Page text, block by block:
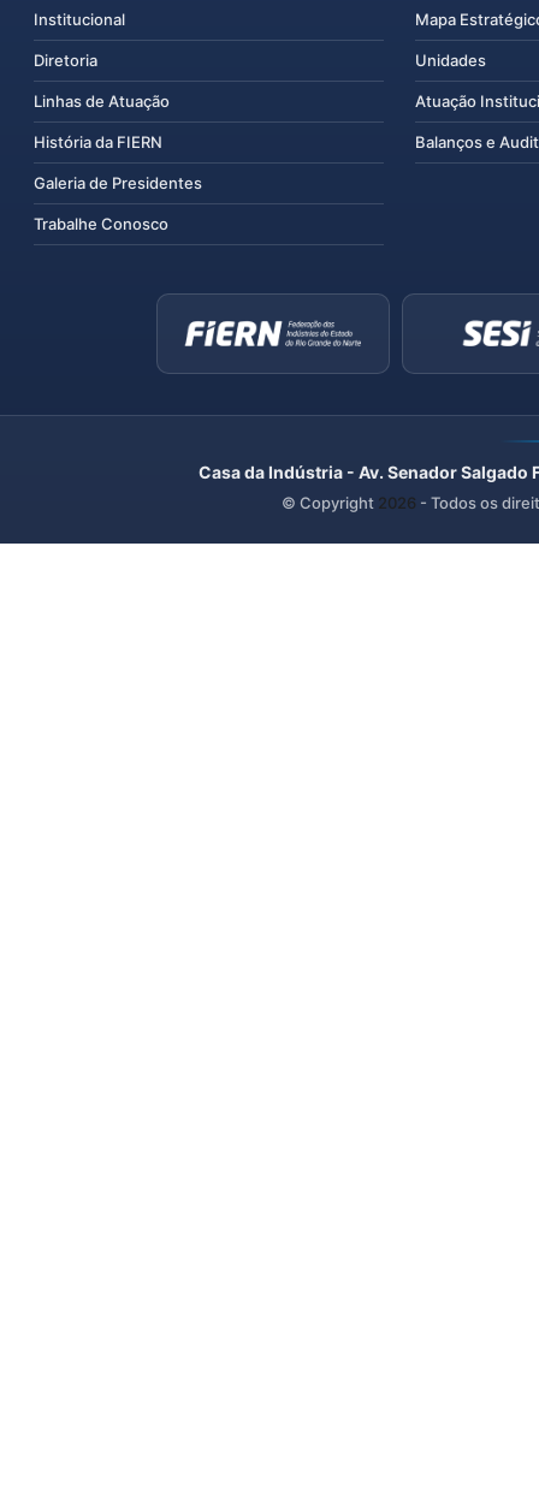
Institucional
Diretoria
Linhas de Atuação
História da FIERN
Galeria de Presidentes
Trabalhe Conosco
Mapa
Unidades
Atuação
Balanços e
Casa da Indústria - Av. Senador
© Copyright 2026 - Todos os